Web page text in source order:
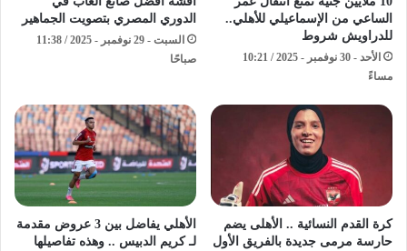
الساعي من الإسماعيلي للأهلي..
للدراويش شروط
الأحد - 30 نوفمبر - 2025 / 10:21
مساءً
الدوري المصري بتصويت الجماهير
السبت - 29 نوفمبر - 2025 / 11:38
صباحًا
كرة القدم النسائية .. الأهلى يضم
حارسة مرمى جديدة بالفريق الأول
الأهلي يفاضل بين 3 عروض مقدمة
لـ كريم الدبيس .. وهذه تفاصيلها